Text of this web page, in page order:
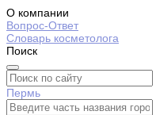
О компании
Вопрос-Ответ
Словарь косметолога
Поиск
Пермь